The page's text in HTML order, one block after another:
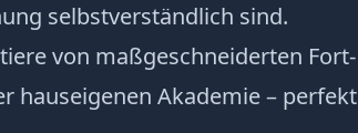
selbstverständlich sind.
von maßgeschneiderten Fort-
hauseigenen Akademie – perfekt